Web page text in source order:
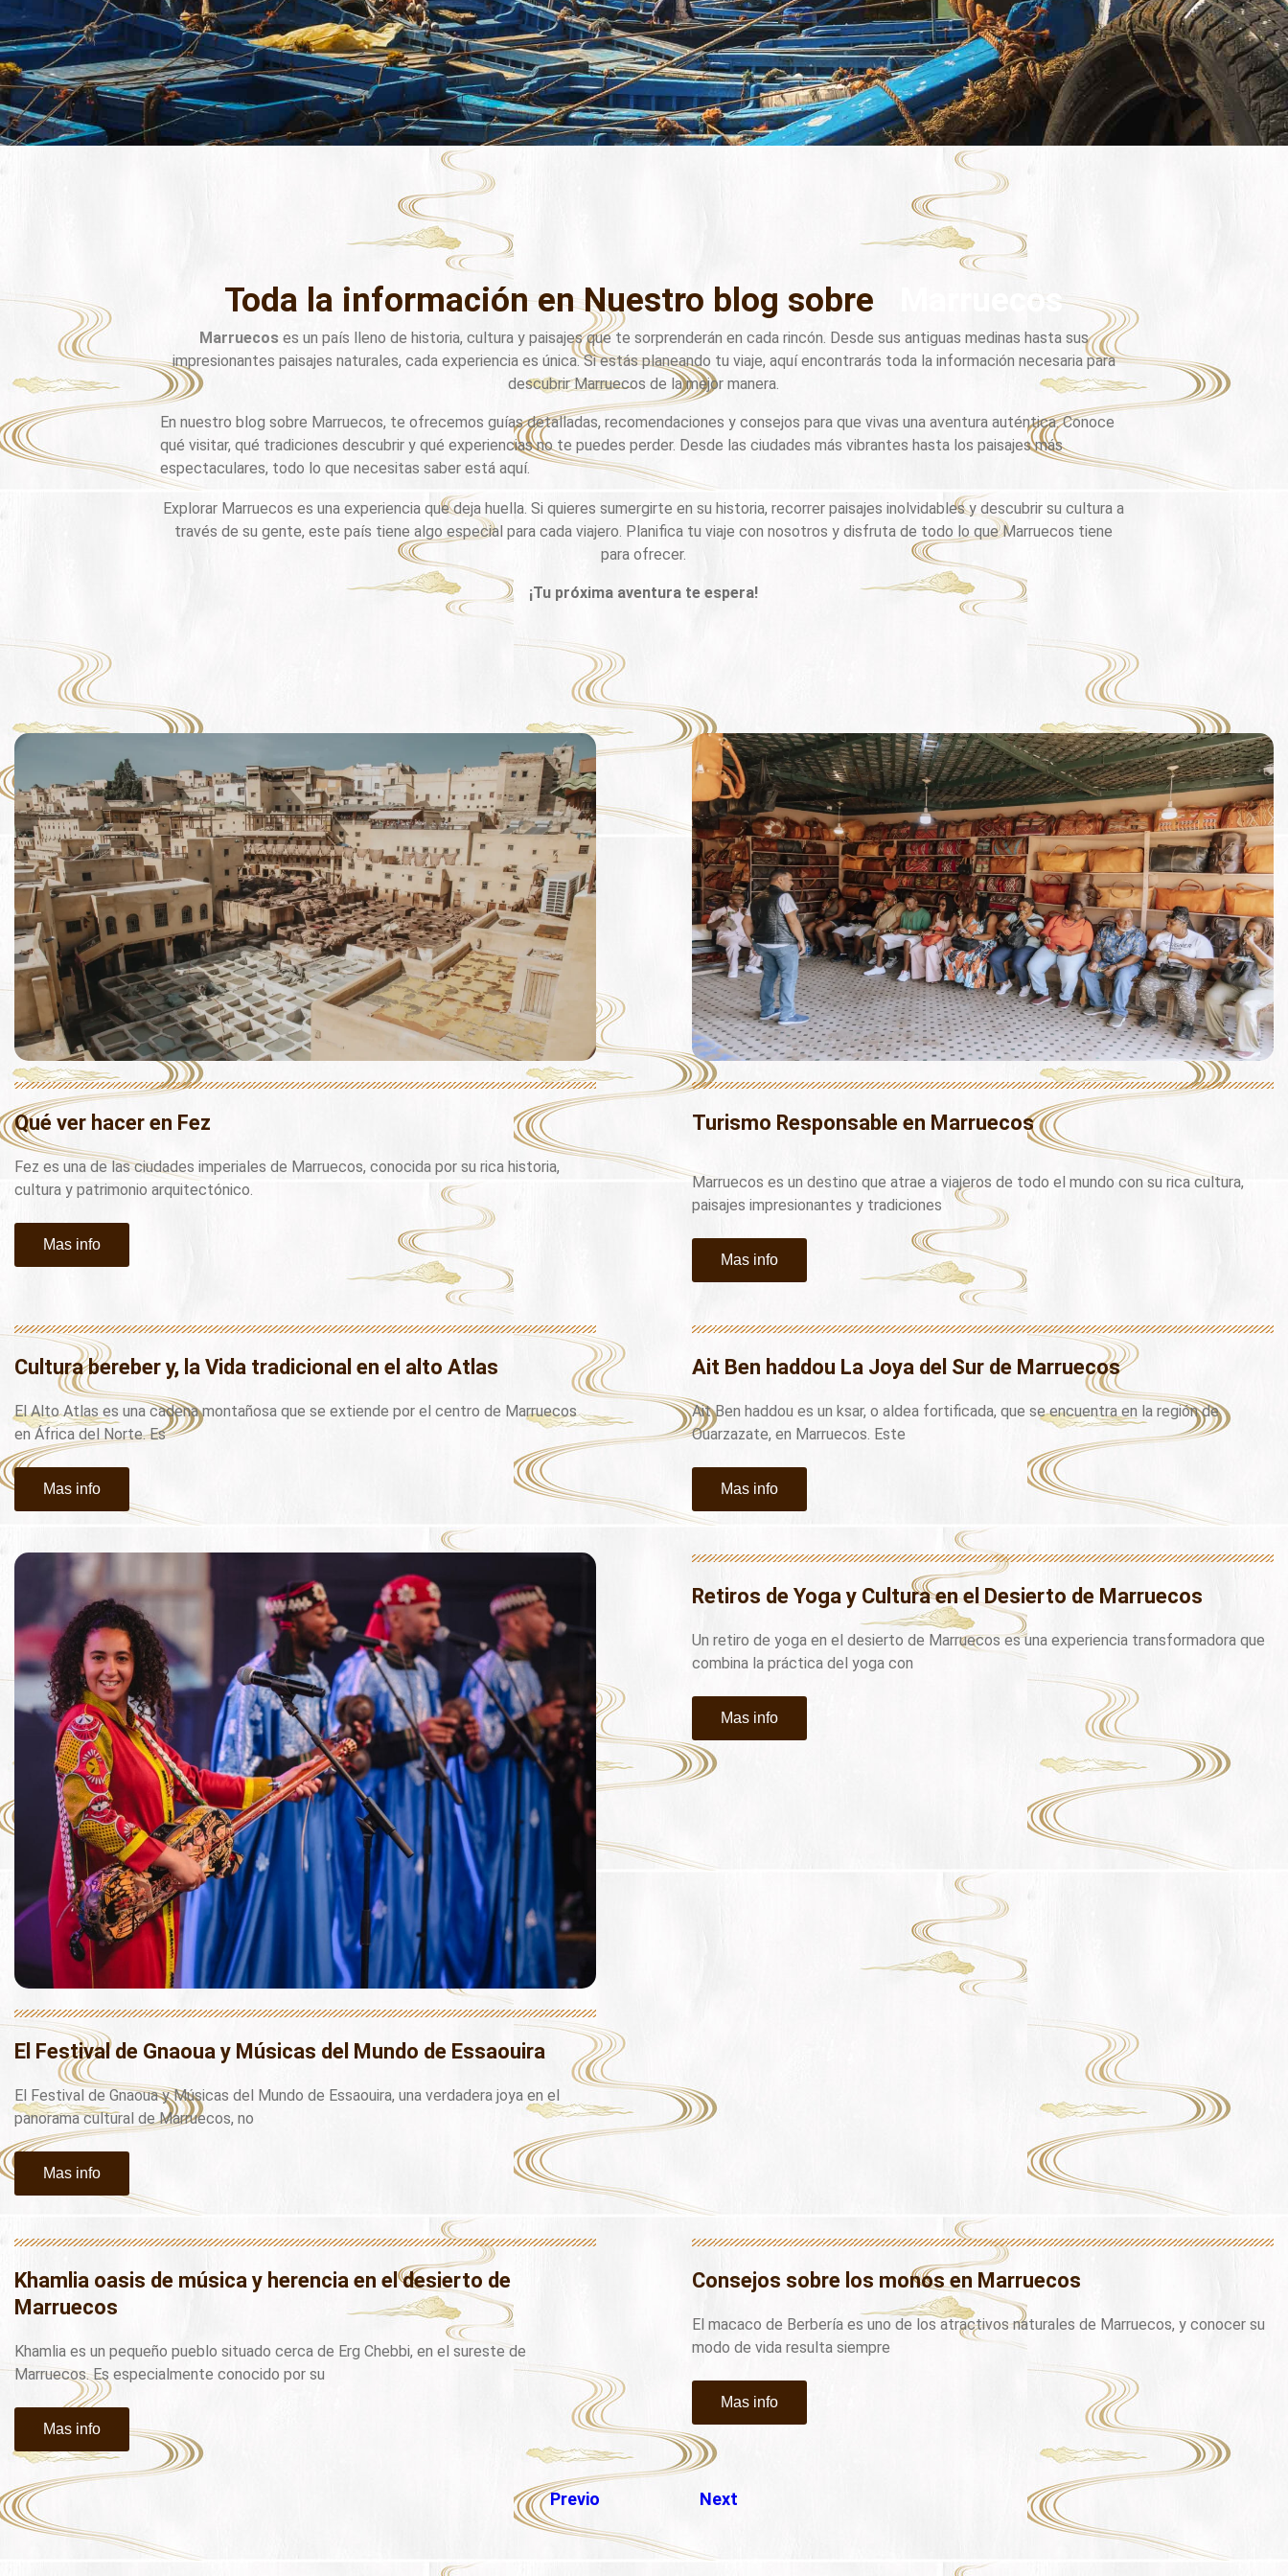
Toda la información en Nuestro blog sobre Marruecos
Marruecoses un país lleno de historia, cultura y paisajes que te sorprenderán en cada rincón. Desde sus antiguas medinas hasta sus
impresionantes paisajes naturales, cada experiencia es única. Si estás planeando tu viaje, aquí encontrarás toda la información necesaria para
descubrir Marruecos de la mejor manera.
En nuestro blog sobre Marruecos, te ofrecemos guías detalladas, recomendaciones y consejos para que vivas una aventura auténtica. Conoce
qué visitar, qué tradiciones descubrir y qué experiencias no te puedes perder. Desde las ciudades más vibrantes hasta los paisajes más
espectaculares, todo lo que necesitas saber está aquí.
Explorar Marruecos es una experiencia que deja huella. Si quieres sumergirte en su historia, recorrer paisajes inolvidables y descubrir su cultura a
través de su gente, este país tiene algo especial para cada viajero. Planifica tu viaje con nosotros y disfruta de todo lo que Marruecos tiene
para ofrecer.
¡Tu próxima aventura te espera!
Qué ver hacer en Fez
Fez es una de las ciudades imperiales de Marruecos, conocida por su rica historia,
cultura y patrimonio arquitectónico.
Mas info
Turismo Responsable en Marruecos
Marruecos es un destino que atrae a viajeros de todo el mundo con su rica cultura,
paisajes impresionantes y tradiciones
Mas info
Cultura bereber y, la Vida tradicional en el alto Atlas
El Alto Atlas es una cadena montañosa que se extiende por el centro de Marruecos
en África del Norte. Es
Mas info
Ait Ben haddou La Joya del Sur de Marruecos
Ait Ben haddou es un ksar, o aldea fortificada, que se encuentra en la región de
Ouarzazate, en Marruecos. Este
Mas info
El Festival de Gnaoua y Músicas del Mundo de Essaouira
El Festival de Gnaoua y Músicas del Mundo de Essaouira, una verdadera joya en el
panorama cultural de Marruecos, no
Mas info
Retiros de Yoga y Cultura en el Desierto de Marruecos
Un retiro de yoga en el desierto de Marruecos es una experiencia transformadora que
combina la práctica del yoga con
Mas info
Khamlia oasis de música y herencia en el desierto de
Marruecos
Khamlia es un pequeño pueblo situado cerca de Erg Chebbi, en el sureste de
Marruecos. Es especialmente conocido por su
Mas info
Consejos sobre los monos en Marruecos
El macaco de Berbería es uno de los atractivos naturales de Marruecos, y conocer su
modo de vida resulta siempre
Mas info
Previo Next